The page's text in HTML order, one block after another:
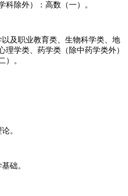
科除外）：高数（一）。
及职业教育类、生物科学类、地
理学类、药学类（除中药学类外）
）。
。
础。